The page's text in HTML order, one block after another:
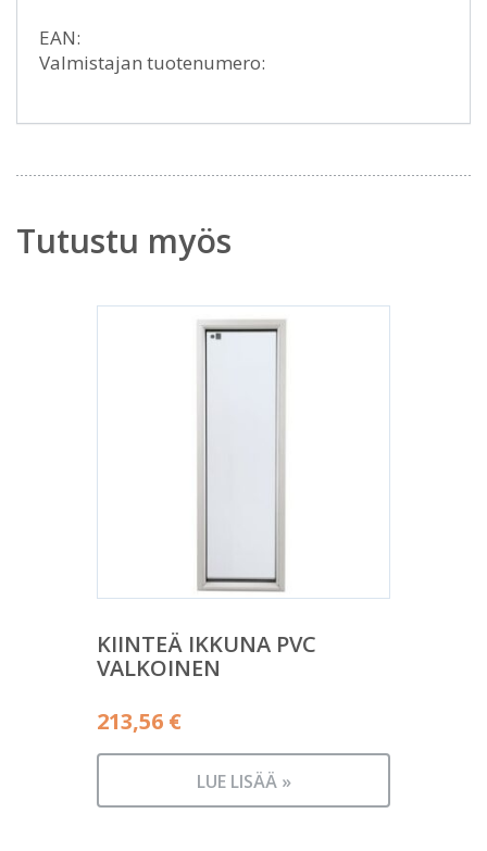
EAN:
Valmistajan tuotenumero:
Tutustu myös
KIINTEÄ IKKUNA PVC
VALKOINEN
213,56 €
LUE LISÄÄ »